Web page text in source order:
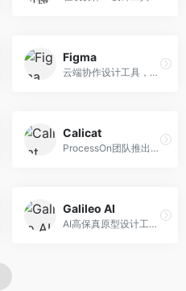
Figma
云端协作设计工具，整合AI设计辅助功能。面向UI/UX设计师和产品团队，提供界面设计、原型制作、团队协作等服务，协作功能强大，是UI设计领域的标杆产品。
Calicat
ProcessOn团队推出的产设研协作平台，整合设计与协作功能。面向产品团队，提供设计协作、文档管理、团队沟通等服务，产研协作便捷。
Galileo AI
AI高保真原型设计工具，专注于UI界面生成。面向设计师和产品团队，提供界面生成、交互设计、设计优化等服务，界面质量高。